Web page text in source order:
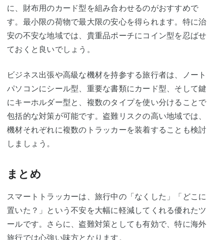
に、財布用のカード型を組み合わせるのがおすすめで
す。最小限の荷物で最大限の安心を得られます。特に治
安の不安な地域では、貴重品ポーチにコイン型を忍ばせ
ておくと良いでしょう。
ビジネス出張や高級な機材を持参する旅行者は、ノート
パソコンにシール型、重要な書類にカード型、そして鍵
にキーホルダー型と、複数のタイプを使い分けることで
包括的な対策が可能です。盗難リスクの高い地域では、
機材それぞれに複数のトラッカーを装着することも検討
しましょう。
まとめ
スマートトラッカーは、旅行中の「なくした」「どこに
置いた？」という不安を大幅に軽減してくれる優れたツ
ールです。さらに、盗難対策としても有効で、特に海外
旅行では心強い味方となります。